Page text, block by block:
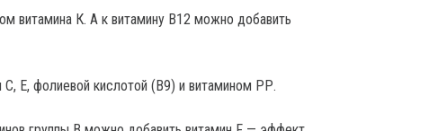
витамина К. А к витамину В12 можно добавить
Е, фолиевой кислотой (В9) и витамином РР.